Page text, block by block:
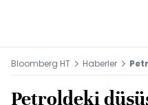
Bloomberg HT Haberler
Petroldeki